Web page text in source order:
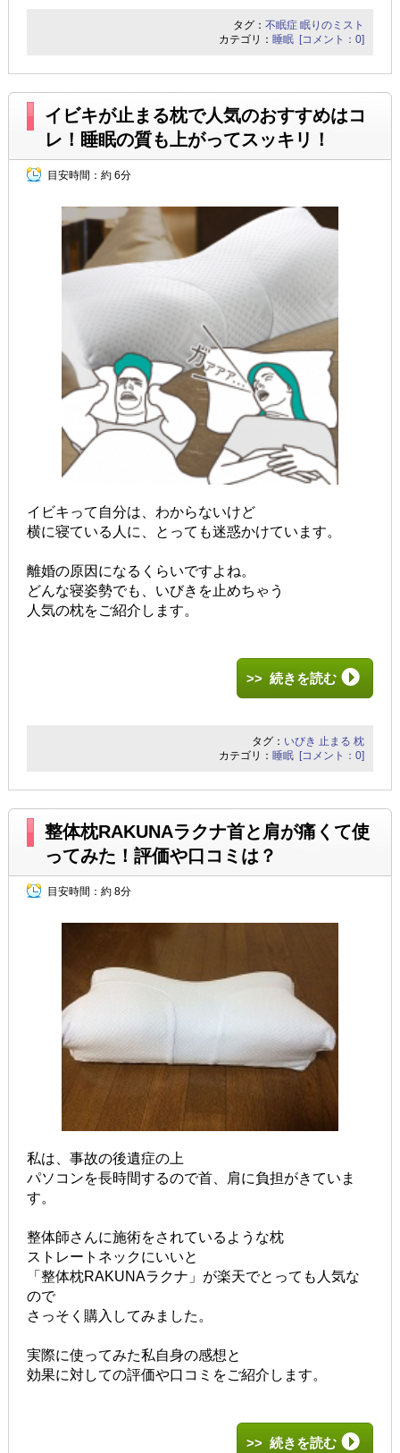
タグ：不眠症 眠りのミスト
カテゴリ： 睡眠 [コメント：0]
イビキが止まる枕で人気のおすすめはコ
レ！睡眠の質も上がってスッキリ！
目安時間： 約 6分
イビキって自分は、わからないけど
横に寝ている人に、とっても迷惑かけています。
離婚の原因になるくらいですよね。
どんな寝姿勢でも、いびきを止めちゃう
人気の枕をご紹介します。
>> 続きを読む
タグ： いびき 止まる 枕
カテゴリ：睡眠 [コメント：0]
整体枕RAKUNAラクナ首と肩が痛くて使
ってみた！評価や口コミは？
目安時間： 約 8分
私は、事故の後遺症の上
パソコンを長時間するので首、肩に負担がきていま
す。
整体師さんに施術をされているような枕
ストレートネックにいいと
「整体枕RAKUNAラクナ」が楽天でとっても人気な
ので
さっそく購入してみました。
実際に使ってみた私自身の感想と
効果に対しての評価や口コミをご紹介します。
>> 続きを読む